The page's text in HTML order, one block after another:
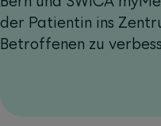
der Patientin ins
Betroffenen zu